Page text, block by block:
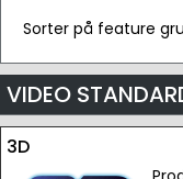
Sorter på feature
VIDEO
3D